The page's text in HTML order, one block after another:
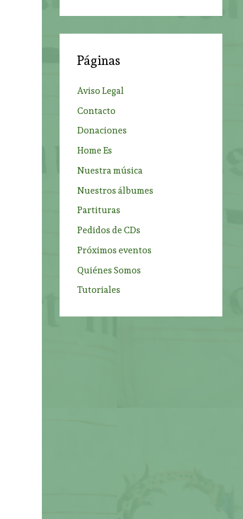
r
:
Páginas
Aviso Legal
Contacto
Donaciones
Home Es
Nuestra música
Nuestros álbumes
Partituras
Pedidos de CDs
Próximos eventos
Quiénes Somos
Tutoriales